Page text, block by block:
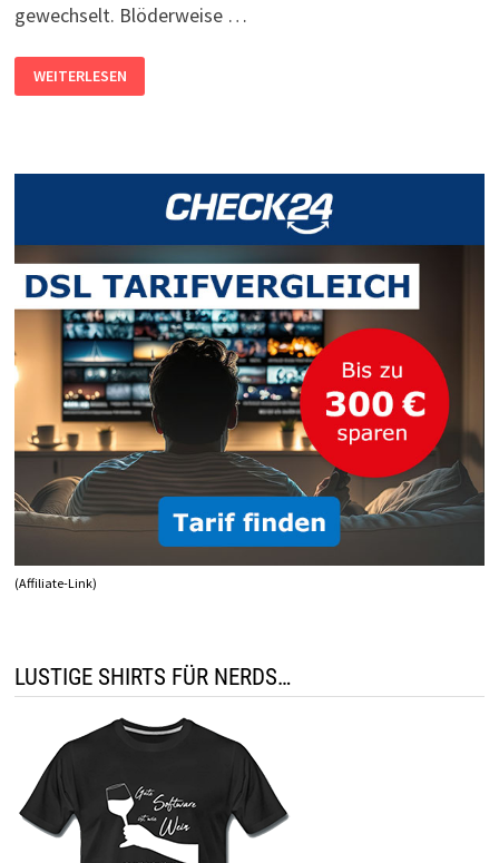
gewechselt. Blöderweise …
PREPAID-
GUTHABEN
AUSZAHLEN
WEITERLESEN
(Affiliate-Link)
LUSTIGE SHIRTS FÜR NERDS…